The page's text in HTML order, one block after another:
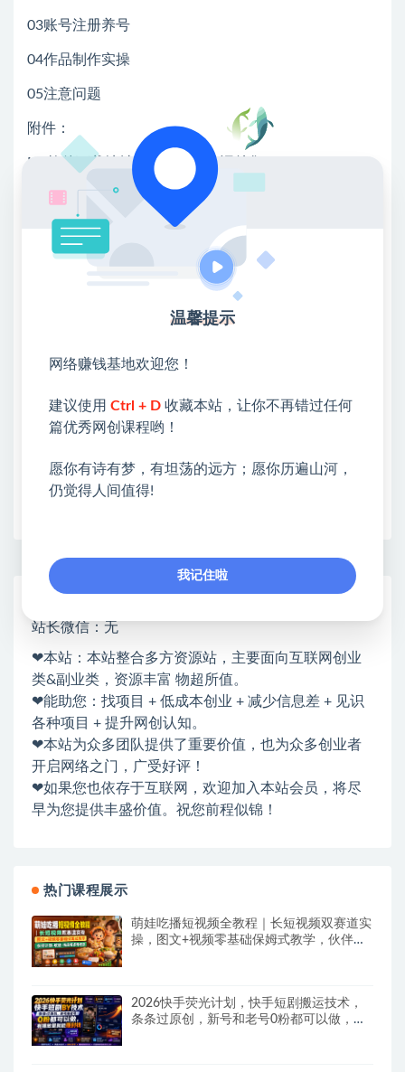
03账号注册养号
04作品制作实操
05注意问题
附件：
MJ软件下载地址，4G MJ关键词总集
wink破解版
自媒体常用工具地址
💖课程资料【免费】领取教程💖
】三个点
②：选择【在浏览器打开】
限时活动：注册新用户赠送VIP
收藏 海报
站长微信：无
❤本站：本站整合多方资源站，主要面向互联网创业
类&副业类，资源丰富 物超所值。
❤能助您：找项目 + 低成本创业 + 减少信息差 + 见识
各种项目 + 提升网创认知。
❤本站为众多团队提供了重要价值，也为众多创业者
开启网络之门，广受好评！
❤如果您也依存于互联网，欢迎加入本站会员，将尽
早为您提供丰盛价值。祝您前程似锦！
热门课程展示
萌娃吃播短视频全教程｜长短视频双赛道实
操，图文+视频零基础保姆式教学，伙伴计
2026快手荧光计划，快手短剧搬运技术，
条条过原创，新号和老号0粉都可以做，有
温馨提示
网络赚钱基地欢迎您！
建议使用 Ctrl + D 收藏本站，让你不再错过任何
篇优秀网创课程哟！
愿你有诗有梦，有坦荡的远方；愿你历遍山河，
仍觉得人间值得!
我记住啦